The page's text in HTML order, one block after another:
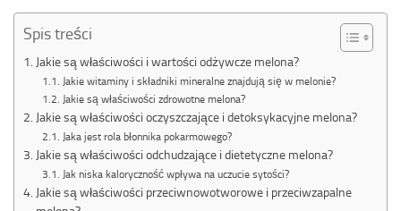
Spis treści
Jakie są właściwości i wartości odżywcze melona?
Jakie witaminy i składniki mineralne znajdują się w melonie?
Jakie są właściwości zdrowotne melona?
Jakie są właściwości oczyszczające i detoksykacyjne melona?
Jaka jest rola błonnika pokarmowego?
Jakie są właściwości odchudzające i dietetyczne melona?
Jak niska kaloryczność wpływa na uczucie sytości?
Jakie są właściwości przeciwnowotworowe i przeciwzapalne